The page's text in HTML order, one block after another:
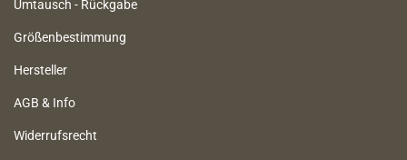
Umtausch - Rückgabe
Größenbestimmung
Hersteller
AGB & Info
Widerrufsrecht